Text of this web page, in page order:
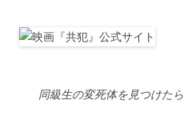
同級生の変死体を見つけたら